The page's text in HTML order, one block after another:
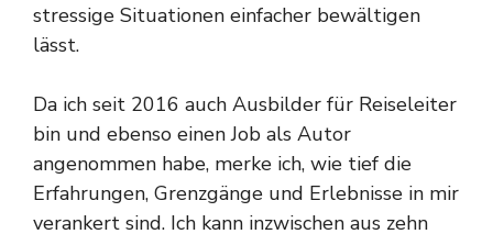
stressige Situationen einfacher bewältigen
lässt.
Da ich seit 2016 auch Ausbilder für Reiseleiter
bin und ebenso einen Job als Autor
angenommen habe, merke ich, wie tief die
Erfahrungen, Grenzgänge und Erlebnisse in mir
verankert sind. Ich kann inzwischen aus zehn